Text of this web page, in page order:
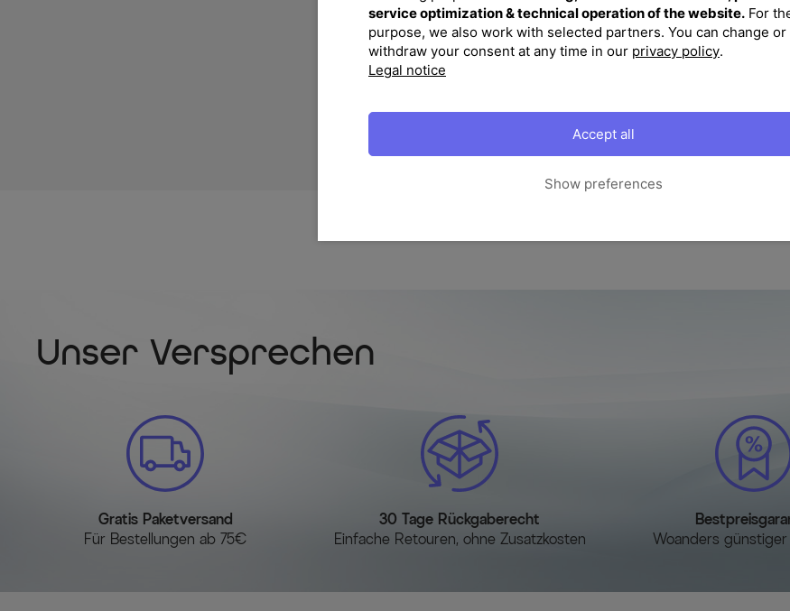
Wasserbeständig
Diese Premium
auch durch die
Nässe.
OUTFLEXX® UV-
Sonneneinstrahlung
Textil Material:
Maße
Artikelmerkmale
Unser Versprechen
Gratis Paketversand
Für Bestellungen ab 75€
30 Tage Rückgaberecht
Einfache Retouren, ohne Zusatzkosten
Woanders
service optimization & technical operation of the website. For
purpose, we also work with selected partners. You can change or
withdraw your consent at any time in our privacy policy.
Legal notice
Show preferences
Accept all